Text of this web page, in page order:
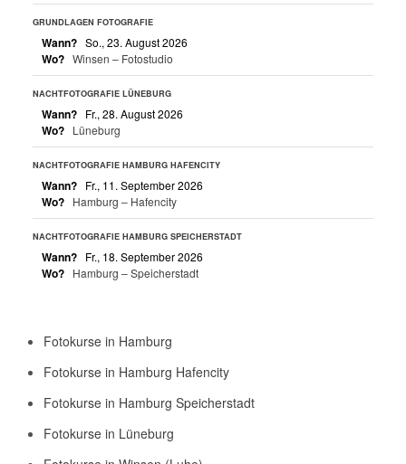
GRUNDLAGEN FOTOGRAFIE
Wann? So., 23. August 2026
Wo? Winsen – Fotostudio
NACHTFOTOGRAFIE LÜNEBURG
Wann? Fr., 28. August 2026
Wo? Lüneburg
NACHTFOTOGRAFIE HAMBURG HAFENCITY
Wann? Fr., 11. September 2026
Wo? Hamburg – Hafencity
NACHTFOTOGRAFIE HAMBURG SPEICHERSTADT
Wann? Fr., 18. September 2026
Wo? Hamburg – Speicherstadt
Fotokurse in Hamburg
Fotokurse in Hamburg Hafencity
Fotokurse in Hamburg Speicherstadt
Fotokurse in Lüneburg